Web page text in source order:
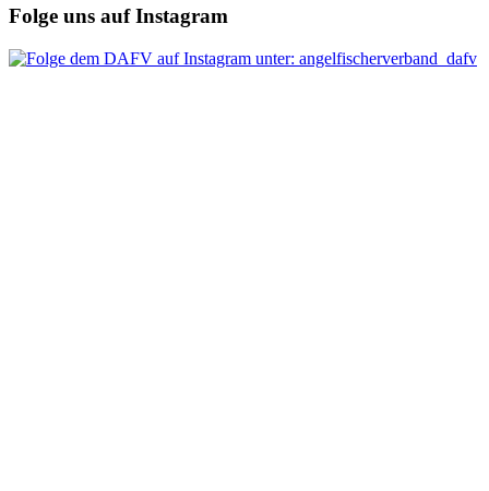
Folge uns auf Instagram